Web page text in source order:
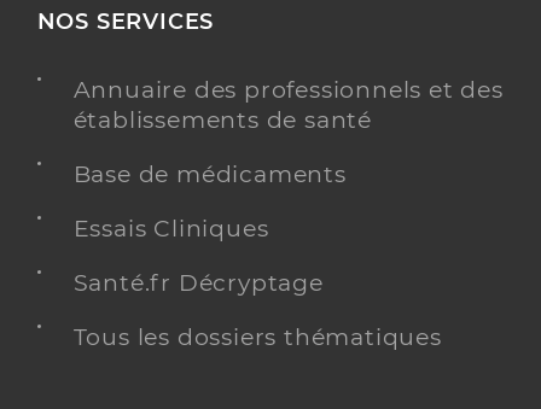
NOS SERVICES
Annuaire des professionnels et des
établissements de santé
Base de médicaments
Essais Cliniques
Santé.fr Décryptage
Tous les dossiers thématiques